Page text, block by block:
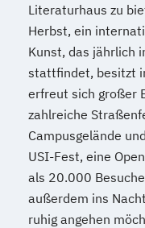
Physiotherapie
Product
Produktdesign
Psychologie
Public
Public
Public
Pädagogik
Literaturhaus zu
Herbst, ein
Kunst, das jährlich
stattfindet, besitzt
erfreut sich großer
zahlreiche
Campusgelände
USI-Fest, eine
als 20.000
außerdem ins
ruhig angehen